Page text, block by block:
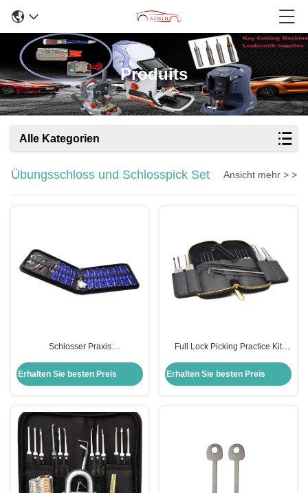
Produits
Alle Kategorien
Übungsschloss und Schlosspick Set Ansicht mehr > >
Schlosser Praxis
Haken Schlosser Schlosser
Auswahl Haus Schloss Set
Erhalten Sie besten Preis
Full Lock Picking Practice Kit
Lernen
Erhalten Sie besten Preis